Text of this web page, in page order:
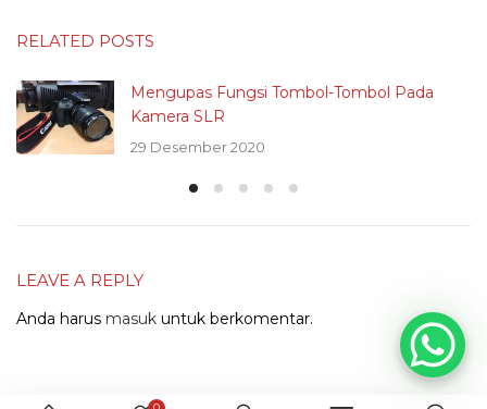
RELATED POSTS
Mengupas Fungsi Tombol-Tombol Pada
Kamera SLR
29 Desember 2020
LEAVE A REPLY
Anda harus masuk untuk berkomentar.